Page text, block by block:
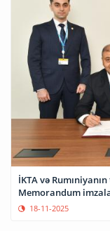
İKTA və
Memorandum
18-11-2025